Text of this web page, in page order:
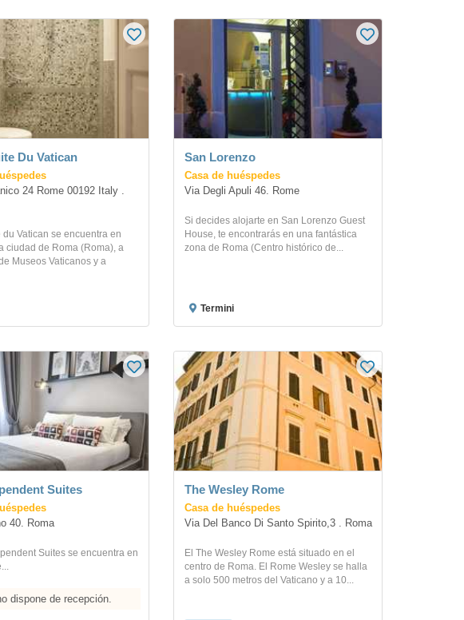
Du Vatican
24 Rome 00192 Italy .
du Vatican se encuentra en
ciudad de Roma (Roma), a
Museos Vaticanos y a
San Lorenzo
Casa de huéspedes
Via Degli Apuli 46. Rome
Si decides alojarte en San Lorenzo Guest
House, te encontrarás en una fantástica
zona de Roma (Centro histórico de...
Termini
Suites
40. Roma
Suites se encuentra en
dispone de recepción.
The Wesley Rome
Casa de huéspedes
Via Del Banco Di Santo Spirito,3 . Roma
El The Wesley Rome está situado en el
centro de Roma. El Rome Wesley se halla
a solo 500 metros del Vaticano y a 10...